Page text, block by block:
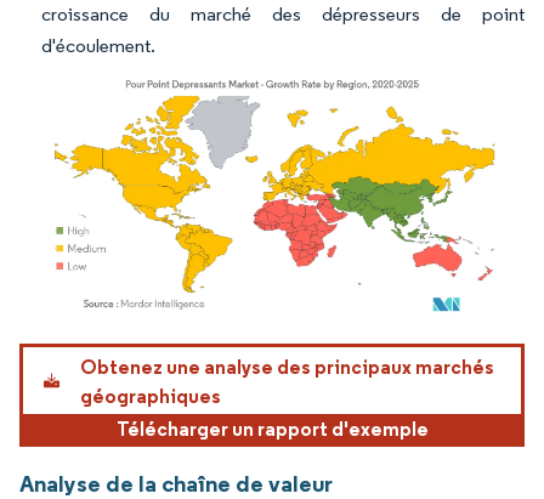
croissance du marché des dépresseurs de point
d'écoulement.
Image © Mordor Intelligence. La réutilisation nécessite une attribution sous CC BY
Obtenez une analyse des principaux marchés
géographiques
Télécharger un rapport d'exemple
Analyse de la chaîne de valeur